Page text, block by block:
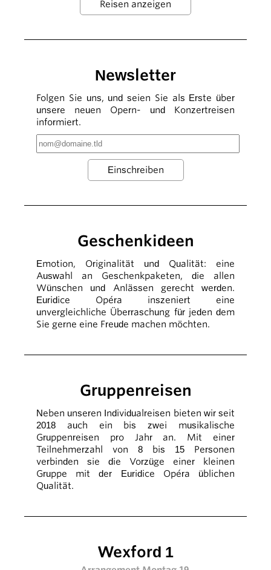
Newsletter
Folgen Sie uns, und seien Sie als Erste über
unsere neuen Opern- und Konzertreisen
informiert.
Geschenkideen
Emotion, Originalität und Qualität: eine
Auswahl an Geschenkpaketen, die allen
Wünschen und Anlässen gerecht werden.
Euridice Opéra inszeniert eine
unvergleichliche Überraschung für jeden dem
Sie gerne eine Freude machen möchten.
Gruppenreisen
Neben unseren Individualreisen bieten wir seit
2018 auch ein bis zwei musikalische
Gruppenreisen pro Jahr an. Mit einer
Teilnehmerzahl von 8 bis 15 Personen
verbinden sie die Vorzüge einer kleinen
Gruppe mit der Euridice Opéra üblichen
Qualität.
Wexford 1